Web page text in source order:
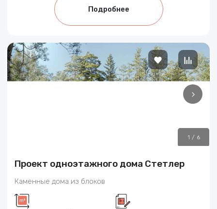
Подробнее
1 / 6
Проект одноэтажного дома Стетлер
Каменные дома из блоков